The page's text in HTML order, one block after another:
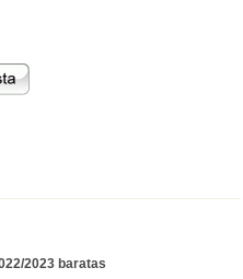
2023 baratas